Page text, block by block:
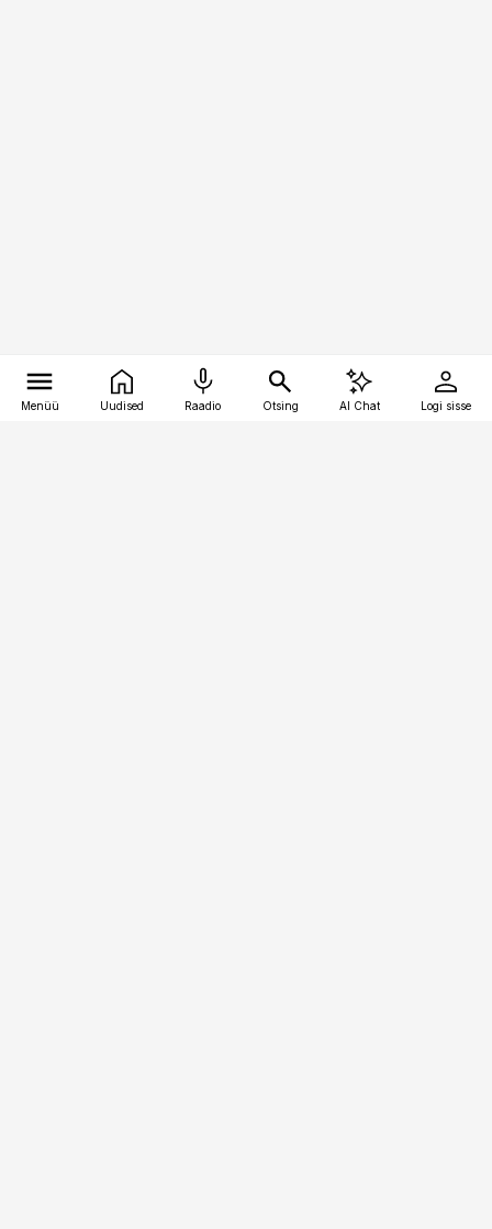
Menüü Uudised Raadio Otsing AI Chat Logi sisse